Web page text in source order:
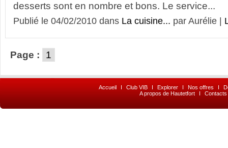
desserts sont en nombre et bons. Le service...
Publié le 04/02/2010 dans La cuisine... par Aurélie |
Page : 1
Accueil I Club VIB I Explorer I Nos offres I
A propos de Hautetfort
I Contacts